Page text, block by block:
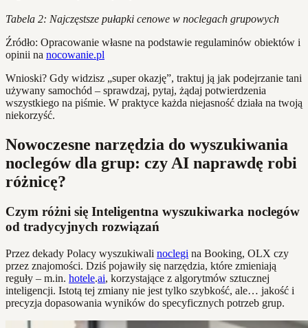
Tabela 2: Najczęstsze pułapki cenowe w noclegach grupowych
Źródło: Opracowanie własne na podstawie regulaminów obiektów i
opinii na nocowanie.pl
Wnioski? Gdy widzisz „super okazję”, traktuj ją jak podejrzanie tani
używany samochód – sprawdzaj, pytaj, żądaj potwierdzenia
wszystkiego na piśmie. W praktyce każda niejasność działa na twoją
niekorzyść.
Nowoczesne narzędzia do wyszukiwania
noclegów dla grup: czy AI naprawdę robi
różnicę?
Czym różni się Inteligentna wyszukiwarka noclegów
od tradycyjnych rozwiązań
Przez dekady Polacy wyszukiwali noclegi na Booking, OLX czy
przez znajomości. Dziś pojawiły się narzędzia, które zmieniają
reguły – m.in. hotele.ai, korzystające z algorytmów sztucznej
inteligencji. Istotą tej zmiany nie jest tylko szybkość, ale… jakość i
precyzja dopasowania wyników do specyficznych potrzeb grup.